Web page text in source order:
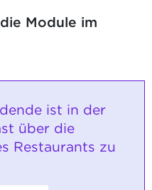
Module im
ist in der
über die
Restaurants zu